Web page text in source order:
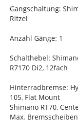
Gangschaltung:
Ritzel
Anzahl Gänge: 1
Schalthebel:
R7170 Di2, 12fach
Hinterradbremse:
105, Flat Mount
Shimano RT70,
Max.